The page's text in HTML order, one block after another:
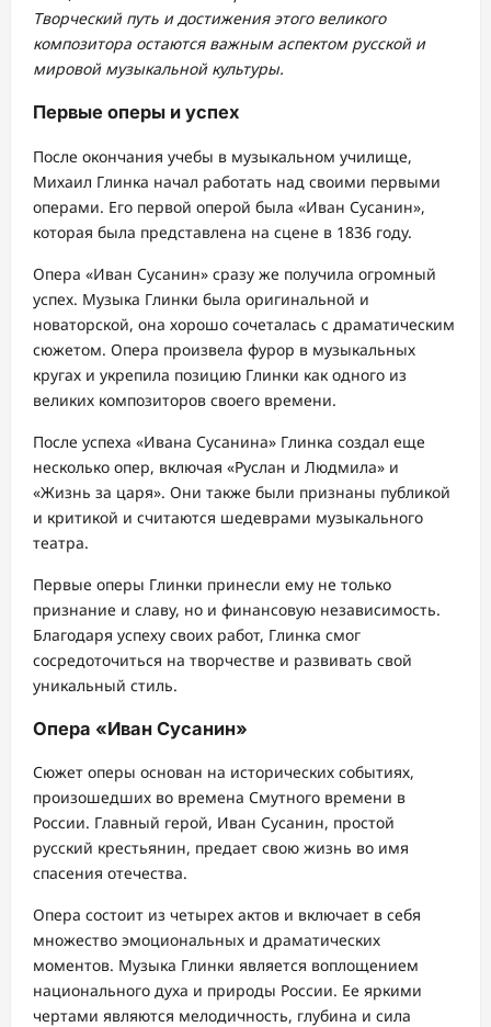
Творческий путь и достижения этого великого
композитора остаются важным аспектом русской и
мировой музыкальной культуры.
Первые оперы и успех
После окончания учебы в музыкальном училище,
Михаил Глинка начал работать над своими первыми
операми. Его первой оперой была «Иван Сусанин»,
которая была представлена на сцене в 1836 году.
Опера «Иван Сусанин» сразу же получила огромный
успех. Музыка Глинки была оригинальной и
новаторской, она хорошо сочеталась с драматическим
сюжетом. Опера произвела фурор в музыкальных
кругах и укрепила позицию Глинки как одного из
великих композиторов своего времени.
После успеха «Ивана Сусанина» Глинка создал еще
несколько опер, включая «Руслан и Людмила» и
«Жизнь за царя». Они также были признаны публикой
и критикой и считаются шедеврами музыкального
театра.
Первые оперы Глинки принесли ему не только
признание и славу, но и финансовую независимость.
Благодаря успеху своих работ, Глинка смог
сосредоточиться на творчестве и развивать свой
уникальный стиль.
Опера «Иван Сусанин»
Сюжет оперы основан на исторических событиях,
произошедших во времена Смутного времени в
России. Главный герой, Иван Сусанин, простой
русский крестьянин, предает свою жизнь во имя
спасения отечества.
Опера состоит из четырех актов и включает в себя
множество эмоциональных и драматических
моментов. Музыка Глинки является воплощением
национального духа и природы России. Ее яркими
чертами являются мелодичность, глубина и сила